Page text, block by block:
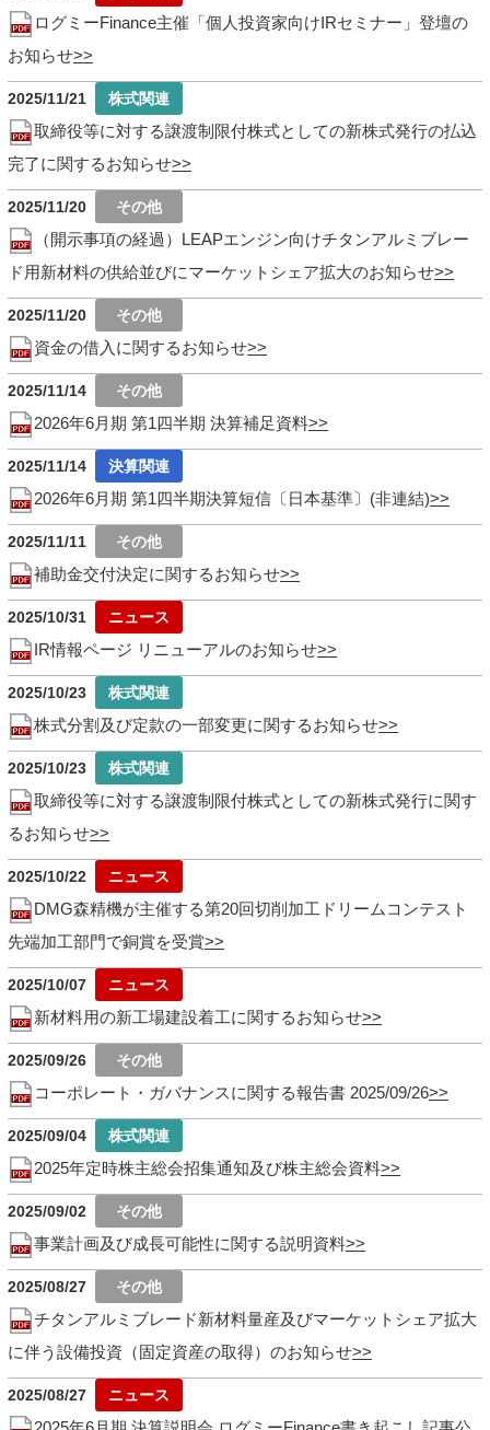
ログミーFinance主催「個人投資家向けIRセミナー」登壇の
お知らせ
2025/11/21
取締役等に対する譲渡制限付株式としての新株式発行の払込
完了に関するお知らせ
2025/11/20
（開示事項の経過）LEAPエンジン向けチタンアルミブレー
ド用新材料の供給並びにマーケットシェア拡大のお知らせ
2025/11/20
資金の借入に関するお知らせ
2025/11/14
2026年6月期 第1四半期 決算補足資料
2025/11/14
2026年6月期 第1四半期決算短信〔日本基準〕(非連結)
2025/11/11
補助金交付決定に関するお知らせ
2025/10/31
IR情報ページ リニューアルのお知らせ
2025/10/23
株式分割及び定款の一部変更に関するお知らせ
2025/10/23
取締役等に対する譲渡制限付株式としての新株式発行に関す
るお知らせ
2025/10/22
DMG森精機が主催する第20回切削加工ドリームコンテスト
先端加工部門で銅賞を受賞
2025/10/07
新材料用の新工場建設着工に関するお知らせ
2025/09/26
コーポレート・ガバナンスに関する報告書 2025/09/26
2025/09/04
2025年定時株主総会招集通知及び株主総会資料
2025/09/02
事業計画及び成長可能性に関する説明資料
2025/08/27
チタンアルミブレード新材料量産及びマーケットシェア拡大
に伴う設備投資（固定資産の取得）のお知らせ
2025/08/27